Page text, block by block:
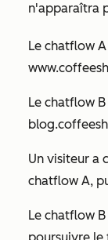
n'apparaîtra
Le chatflow
Le chatflow
Un visiteur a
chatflow A,
Le chatflow